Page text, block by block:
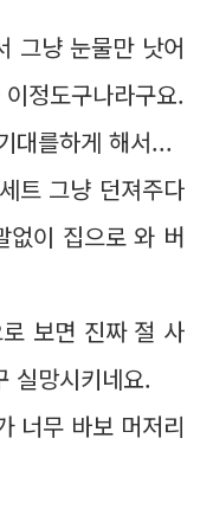
그냥 눈물만 낫어
정도구나라구요.
대를하게 해서...
트 그냥 던져주다
없이 집으로 와 버
보면 진짜 절 사
실망시키네요.
너무 바보 머저리